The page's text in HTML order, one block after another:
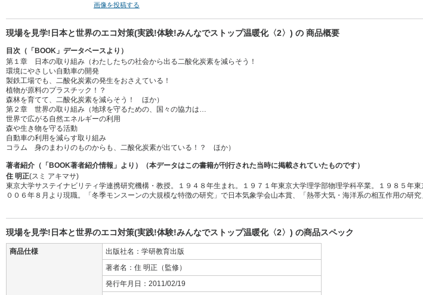
画像を投稿する
現場を見学!日本と世界のエコ対策(実践!体験!みんなでストップ温暖化〈2〉) の 商品概要
目次（「BOOK」データベースより）
第１章 日本の取り組み（わたしたちの社会から出る二酸化炭素を減らそう！
環境にやさしい自動車の開発
製鉄工場でも、二酸化炭素の発生をおさえている！
植物が原料のプラスチック！？
森林を育てて、二酸化炭素を減らそう！ ほか）
第２章 世界の取り組み（地球を守るための、国々の協力は…
世界で広がる自然エネルギーの利用
森や生き物を守る活動
自動車の利用を減らす取り組み
コラム 身のまわりのものからも、二酸化炭素が出ている！？ ほか）
著者紹介（「BOOK著者紹介情報」より）（本データはこの書籍が刊行された当時に掲載されていたものです）
住 明正(スミ アキマサ)
東京大学サステイナビリティ学連携研究機構・教授。１９４８年生まれ。１９７１年東京大学理学部物理学科卒業。１９８５
００６年８月より現職。「冬季モンスーンの大規模な特徴の研究」で日本気象学会山本賞、「熱帯大気・海洋系の相互作用の研
現場を見学!日本と世界のエコ対策(実践!体験!みんなでストップ温暖化〈2〉) の商品スペック
商品仕様
出版社名：学研教育出版
著者名：住 明正（監修）
発行年月日：2011/02/19